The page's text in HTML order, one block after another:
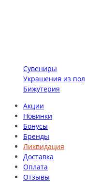
Сувениры
Украшения из
Бижутерия
Акции
Новинки
Бонусы
Бренды
Ликвидация
Доставка
Оплата
Отзывы